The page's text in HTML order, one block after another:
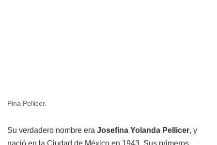
Pina Pellicer.
Su verdadero nombre era Josefina Yolanda Pellicer, y
nació en la Ciudad de México en 1943. Sus primeros